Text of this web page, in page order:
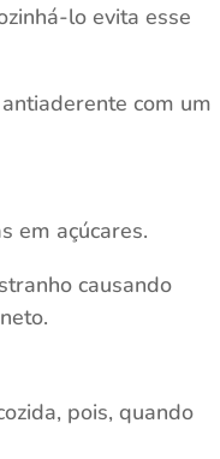
lo evita esse
com um
em açúcares.
causando
pois, quando